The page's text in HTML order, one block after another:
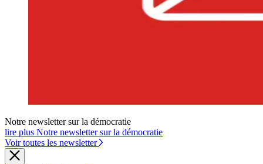
Notre newsletter sur la démocratie
lire plus Notre newsletter sur la démocratie
Voir toutes les newsletter